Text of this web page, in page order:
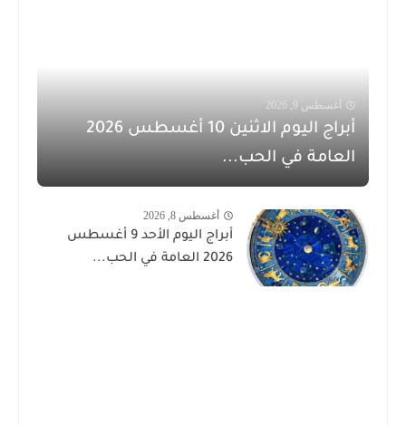
أغسطس 9, 2026
أبراج اليوم الاثنين 10 أغسطس 2026
العامة في الحب...
أغسطس 8, 2026
أبراج اليوم الأحد 9 أغسطس
2026 العامة في الحب...